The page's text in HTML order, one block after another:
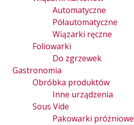
Automatyczne
Półautomatyczne
Wiązarki ręczne
Foliowarki
Do zgrzewek
Gastronomia
Obróbka produktów
Inne urządzenia
Sous Vide
Pakowarki próżniowe